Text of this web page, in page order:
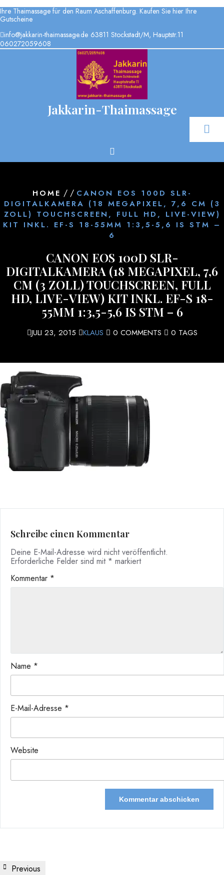
Skip
to
content
Ihre Thaimassage für den Raum Aschaffenburg. Kaufen Sie hier Ihre
Gutscheine
info@jakkarin-thaimassage.de 63811 Stockstadt/M, Hauptstr.11
060272059608
Jakkarin-Thaimassage
HOME / / CANON EOS 100D SLR-
DIGITALKAMERA (18 MEGAPIXEL, 7,6 CM (3
ZOLL) TOUCHSCREEN, FULL HD, LIVE-VIEW)
KIT INKL. EF-S 18-55MM 1:3,5-5,6 IS STM –
6
CANON EOS 100D SLR-
DIGITALKAMERA (18 MEGAPIXEL, 7,6
CM (3 ZOLL) TOUCHSCREEN, FULL
HD, LIVE-VIEW) KIT INKL. EF-S 18-
55MM 1:3,5-5,6 IS STM – 6
JULI 23, 2015 KLAUS 0 COMMENTS 0 TAGS
Schreibe einen Kommentar
Deine E-Mail-Adresse wird nicht veröffentlicht.
Erforderliche Felder sind mit * markiert
Kommentar *
Name *
E-Mail-Adresse *
Website
Beitragsnavigation
Previous
Previous